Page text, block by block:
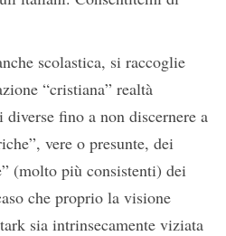
scolastica, si raccoglie
“cristiana” realtà
fino a non discernere a
vere o presunte, dei
(molto più consistenti) dei
che proprio la visione
sia intrinsecamente viziata